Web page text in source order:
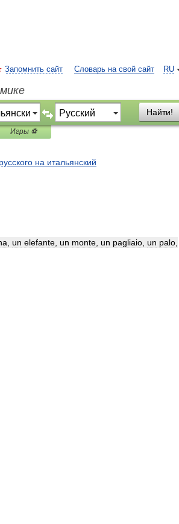
RU
Запомнить сайт Словарь на свой сайт
Найти!
Игры ⚽
на итальянский
un elefante un monte un pagliaio un palo